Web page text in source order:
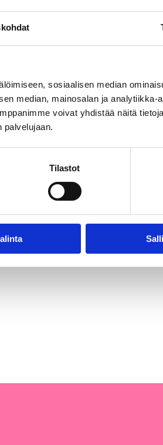
sosiaalisen median
median, mainosalan ja analytiikka-
voivat yhdistää näitä
palvelujaan.
Tilastot
Perussuomalaisten
kannattajien. Keskustan
melko tai erittäin tärkeänä.
keskusta ja kokoomus ovat yhtä
poliittisesti oikealle sijoittuvia puolueita.
on koottu Gallup
virhemarginaali on koko aineiston